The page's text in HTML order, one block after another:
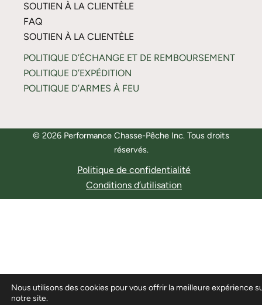
SOUTIEN À LA CLIENTÈLE
FAQ
SOUTIEN À LA CLIENTÈLE
POLITIQUE D’ÉCHANGE ET DE REMBOURSEMENT
POLITIQUE D’EXPÉDITION
POLITIQUE D’ARMES À FEU
© 2026 Performance Chasse-Pêche Inc. Tous droits
réservés.
Politique de confidentialité
Conditions d’utilisation
Nous utilisons des cookies pour vous offrir la meilleure expérience
notre site.